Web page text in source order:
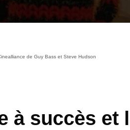
de Guy Bass et Steve Hudson
à succès et